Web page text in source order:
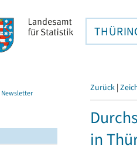
Newsletter Zurück |
in